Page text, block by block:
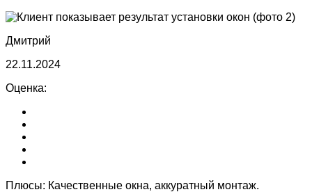
Дмитрий
22.11.2024
Оценка:
Плюсы: Качественные окна, аккуратный монтаж.